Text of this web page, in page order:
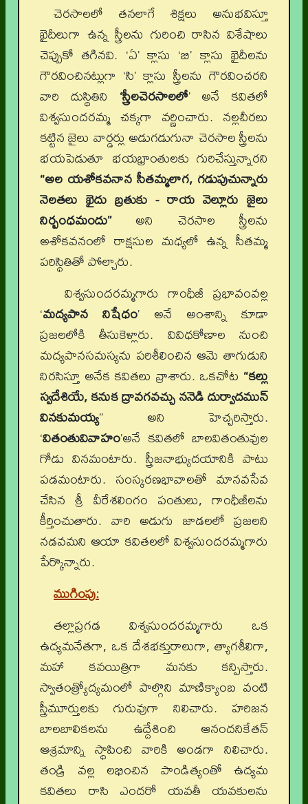
చెరసాలలో తనలాగే శిక్షలు అనుభవిస్తూ
ఖైదీలుగా ఉన్న స్త్రీలను గురించి రాసిన విశేషాలు
చెప్పుకో తగినవి. ‘ఏ’ క్లాసు ‘బి’ క్లాసు ఖైదీలను
గౌరవించినట్లుగా ‘సి’ క్లాసు స్త్రీలను గౌరవించరని
వారి దుస్థితిని ‘స్త్రీలచెరసాలలో’ అనే కవితలో
విశ్వసుందరమ్మ చక్కగా వర్ణించారు. నల్లచీరలు
కట్టిన జైలు వార్డర్లు అడుగడుగునా చెరసాల స్త్రీలను
భయపెడుతూ భయభ్రాంతులకు గురిచేస్తున్నారని
“అల యశోకవనాన సీతమ్మలాగ, గడుపుచున్నారు
నెలతలు ఖైదు బ్రతుకు - రాయ వెల్లూరు జైలు
నిర్బంధమందు”అని చెరసాల స్త్రీలను
అశోకవనంలో రాక్షసుల మధ్యలో ఉన్న సీతమ్మ
పరిస్థితితో పోల్చారు.
విశ్వసుందరమ్మగారు గాంధీజీ ప్రభావంవల్ల
‘మద్యపాన నిషేధం’ అనే అంశాన్ని కూడా
ప్రజలలోకి తీసుకెళ్లారు. వివిధకోణాల నుంచి
మద్యపానసమస్యను పరిశీలించిన ఆమె తాగుడుని
నిరసిస్తూ అనేక కవితలు వ్రాశారు. ఒకచోట “కల్లు
స్వదేశియే, కనుక ద్రావగవచ్చు ననెడి దుర్వాదమున్
వినకుమయ్య” అని హెచ్చరిస్తారు.
‘వితంతువివాహం’అనే కవితలో బాలవితంతువుల
గోడు వినమంటారు. స్త్రీజనాభ్యుదయానికి పాటు
పడమంటారు. సంస్కరణభావాలతో మానవసేవ
చేసిన శ్రీ వీరేశలింగం పంతులు, గాంధీజీలను
కీర్తించుతారు. వారి అడుగు జాడలలో ప్రజలని
నడవమని ఆయా కవితలలో విశ్వసుందరమ్మగారు
పేర్కొన్నారు.
ముగింపు:
తల్లాప్రగడ విశ్వసుందరమ్మగారు ఒక
ఉద్యమనేతగా, ఒక దేశభక్తురాలుగా, త్యాగశీలిగా,
మహా కవయిత్రిగా మనకు కన్పిస్తారు.
స్వాతంత్ర్యోద్యమంలో పాల్గొని మాణిక్యాంబ వంటి
స్త్రీమూర్తులకు గురువుగా నిలిచారు. హరిజన
బాలబాలికలను ఉద్దేశించి ఆనందనికేతన్
ఆశ్రమాన్ని స్థాపించి వారికి అండగా నిలిచారు.
తండ్రి వల్ల లభించిన పాండిత్యంతో ఉద్యమ
కవితలు రాసి ఎందరో యవతీ యవకులను